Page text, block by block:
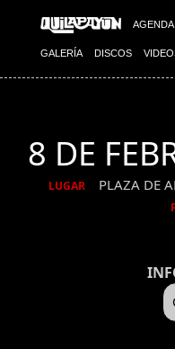
AGENDA
GALERÍA DISCOS
8 DE
LUGAR PLAZA DE